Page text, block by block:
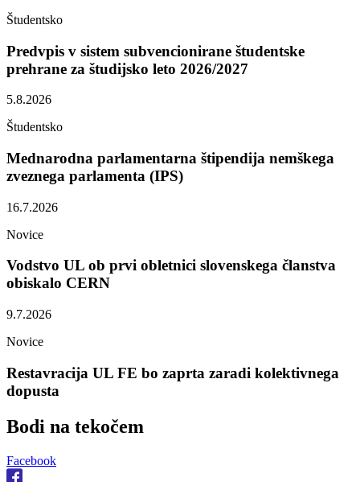
Študentsko
Predvpis v sistem subvencionirane študentske
prehrane za študijsko leto 2026/2027
5.8.2026
Študentsko
Mednarodna parlamentarna štipendija nemškega
zveznega parlamenta (IPS)
16.7.2026
Novice
Vodstvo UL ob prvi obletnici slovenskega članstva
obiskalo CERN
9.7.2026
Novice
Restavracija UL FE bo zaprta zaradi kolektivnega
dopusta
Bodi na tekočem
Facebook